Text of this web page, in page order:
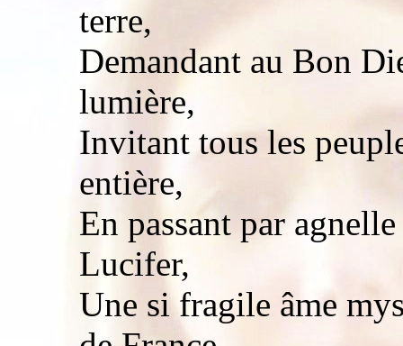
terre,
Demandant au Bon
lumière,
Invitant tous les
entière,
En passant par
Lucifer,
Une si fragile âme